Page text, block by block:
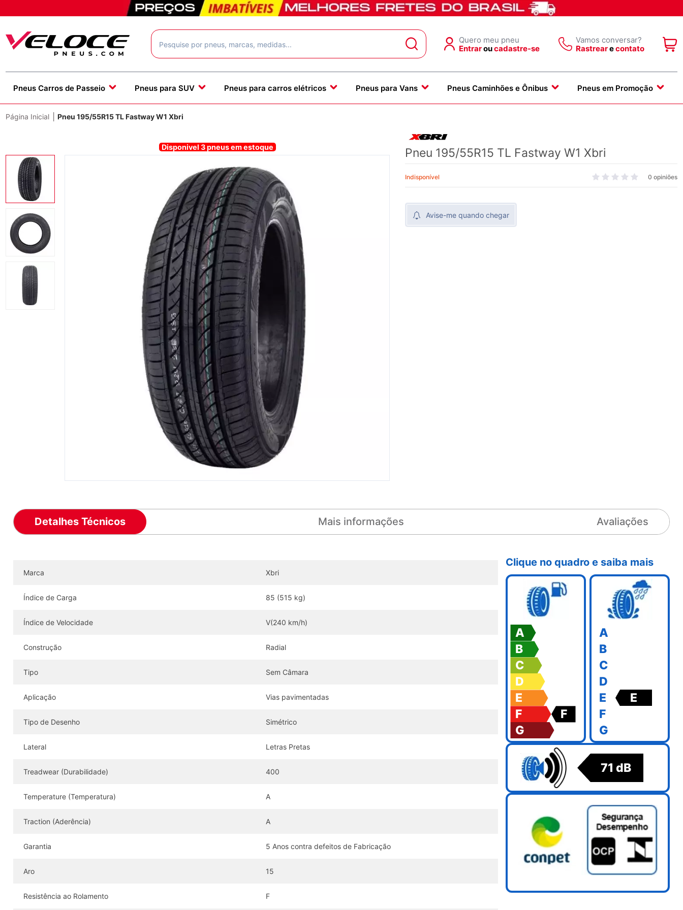
Quero meu pneu
Entraroucadastre-se
Vamos conversar?
Rastrearecontato
Pneus Carros de Passeio Pneus para SUV Pneus para carros elétricos Pneus para Vans Pneus Caminhões e Ônibus Pneus em Promoção
Página Inicial Pneu 195/55R15 TL Fastway W1 Xbri
Disponivel 3 pneus em estoque Pneu 195/55R15 TL Fastway W1 Xbri
Indisponível 0 opiniões
Avise-me quando chegar
Detalhes Técnicos Mais informações Avaliações
Marca Xbri
Índice de Carga 85 (515 kg)
Índice de Velocidade V(240 km/h)
Construção Radial
Tipo Sem Câmara
Aplicação Vias pavimentadas
Tipo de Desenho Simétrico
Lateral Letras Pretas
Treadwear (Durabilidade) 400
Temperature (Temperatura) A
Traction (Aderência) A
Garantia 5 Anos contra defeitos de Fabricação
Aro 15
Resistência ao Rolamento F
Clique no quadro e saiba mais
A
B
C
D
E
F
F
G
A
B
C
D
E
E
F
G
71 dB